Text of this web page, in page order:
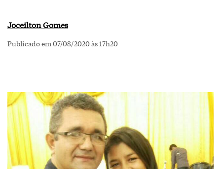
Joceilton Gomes
Publicado em 07/08/2020 às 17h20